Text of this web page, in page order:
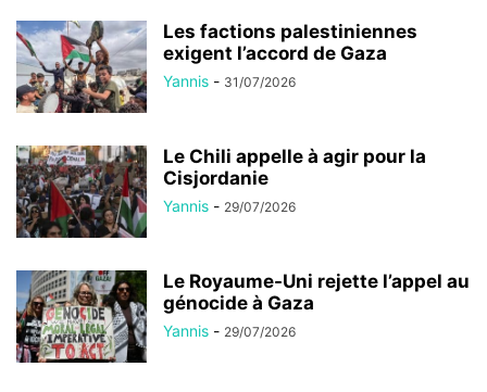
Les factions palestiniennes
exigent l’accord de Gaza
Yannis - 31/07/2026
Le Chili appelle à agir pour la
Cisjordanie
Yannis - 29/07/2026
Le Royaume-Uni rejette l’appel au
génocide à Gaza
Yannis - 29/07/2026